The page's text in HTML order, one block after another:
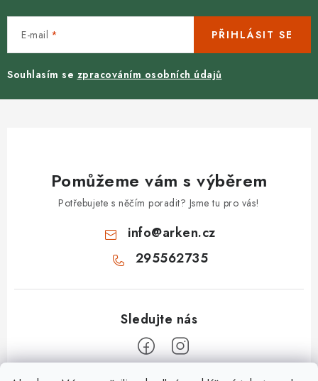
E-mail
Souhlasím se zpracováním osobních údajů
PŘIHLÁSIT SE
Pomůžeme vám s výběrem
Potřebujete s něčím poradit? Jsme tu pro vás!
info@arken.cz
295562735